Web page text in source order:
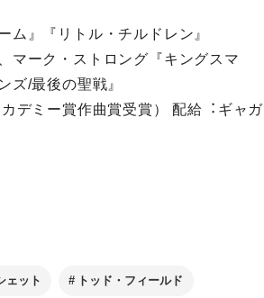
ム』『リトル・チルドレン』
マーク・ストロング『キングスマ
ズ/最後の聖戦』
デミー賞作曲賞受賞） 配給︓ギャガ
ェット トッド・フィールド